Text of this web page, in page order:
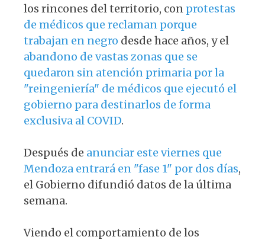
los rincones del territorio, con protestas
de médicos que reclaman porque
trabajan en negro desde hace años, y el
abandono de vastas zonas que se
quedaron sin atención primaria por la
"reingeniería" de médicos que ejecutó el
gobierno para destinarlos de forma
exclusiva al COVID.
Después de anunciar este viernes que
Mendoza entrará en "fase 1" por dos días,
el Gobierno difundió datos de la última
semana.
Viendo el comportamiento de los